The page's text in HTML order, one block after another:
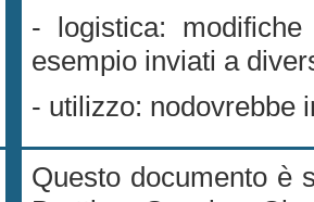
- logistica:
esempio inviati a
- utilizzo: nodovrebbe
Questo documento è